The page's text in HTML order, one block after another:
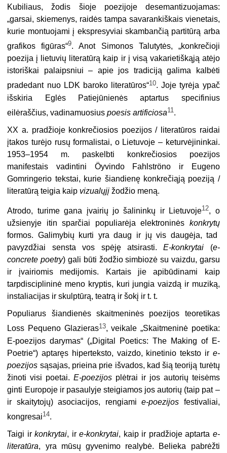
Kubiliaus, žodis šioje poezijoje desemantizuojamas:
„garsai, skiemenys, raidės tampa savarankiškais vienetais,
kurie montuojami į ekspresyviai skambančią partitūrą arba
grafikos figūras“9. Anot Simonos Talutytės, „konkrečioji
poezija į lietuvių literatūrą kaip ir į visą vakarietiškąją atėjo
istoriškai palaipsniui – apie jos tradiciją galima kalbėti
pradedant nuo LDK baroko literatūros“10. Joje tyrėja ypač
išskiria Eglės Patiejūnienės aptartus specifinius
eilėraščius, vadinamuosiuspoesis artificiosa11 .
XX a. pradžioje konkrečiosios poezijos / literatūros raidai
įtakos turėjo rusų formalistai, o Lietuvoje – keturvėjininkai.
1953–1954 m. paskelbti konkrečiosios poezijos
manifestais vadintini Öyvindo Fahlströno ir Eugeno
Gomringerio tekstai, kurie šiandienę konkrečiąją poeziją /
literatūrą teigia kaip vizualųjį žodžio meną.
Atrodo, turime gana įvairių jo šalininkų ir Lietuvoje12, o
užsienyje itin sparčiai populiarėja elektroninės konkrytų
formos. Galimybių kurti yra daug ir jų vis daugėja, tad
pavyzdžiai sensta vos spėję atsirasti.E-konkrytai (e-
concrete poetry) gali būti žodžio simbiozė su vaizdu, garsu
ir įvairiomis medijomis. Kartais jie apibūdinami kaip
tarpdisciplininė meno kryptis, kuri jungia vaizdą ir muziką,
instaliacijas ir skulptūrą, teatrą ir šokį ir t. t.
Populiarus šiandienės skaitmeninės poezijos teoretikas
Loss Pequeno Glazieras13, veikale „Skaitmeninė poetika:
E-poezijos darymas“ („Digital Poetics: The Making of E-
Poetrie“) aptaręs hiperteksto, vaizdo, kinetinio teksto ir e-
poezijos sąsajas, prieina prie išvados, kad šią teoriją turėtų
žinoti visi poetai.E-poezijos plėtrai ir jos autorių teisėms
ginti Europoje ir pasaulyje steigiamos jos autorių (taip pat –
ir skaitytojų) asociacijos, rengiamie-poezijos festivaliai,
kongresai14.
Taigi irkonkrytai, ire-konkrytai, kaip ir pradžioje aptarta e-
literatūra, yra mūsų gyvenimo realybė. Belieka pabrėžti